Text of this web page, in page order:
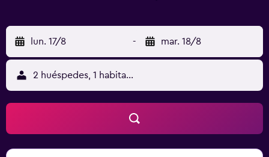
lun. 17/8 - mar. 18/8
2 huéspedes, 1 habitación